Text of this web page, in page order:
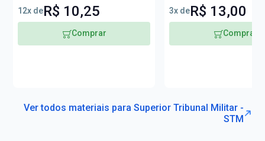
12x deR$ 10,25
Comprar
Administrativa
3x deR$ 13,00
Comprar
Ver todos materiais para Superior Tribunal Militar -
STM